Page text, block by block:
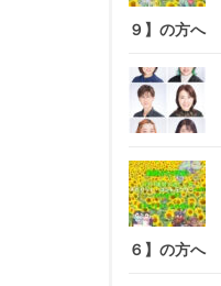
９】の方へ
６】の方へ